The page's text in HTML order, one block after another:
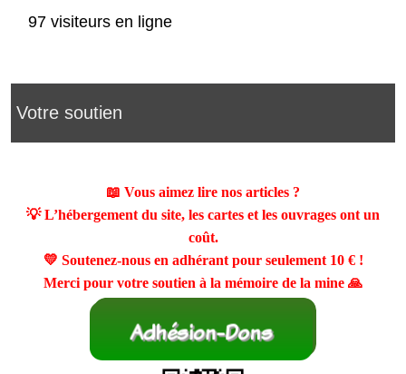
97 visiteurs en ligne
Votre soutien
📖 Vous aimez lire nos articles ?
💡 L’hébergement du site, les cartes et les ouvrages ont un
coût.
💛 Soutenez-nous en adhérant pour seulement 10 €!
Merci pour votre soutien à la mémoire de la mine 🙏